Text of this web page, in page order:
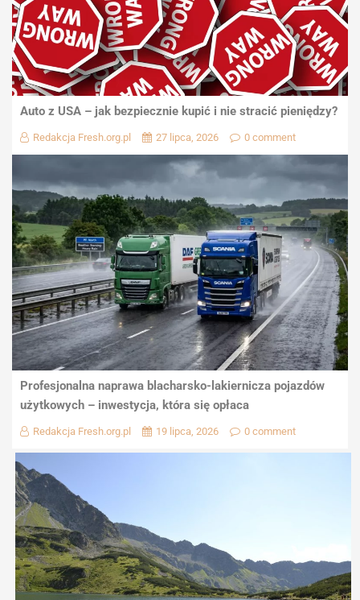
Auto z USA – jak bezpiecznie kupić i nie stracić pieniędzy?
Redakcja Fresh.org.pl 27 lipca, 2026 0 comment
Profesjonalna naprawa blacharsko-lakiernicza pojazdów
użytkowych – inwestycja, która się opłaca
Redakcja Fresh.org.pl 19 lipca, 2026 0 comment